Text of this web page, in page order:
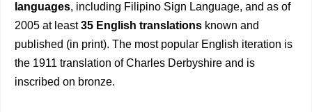
languages, including Filipino Sign Language, and as of
2005 at least35 English translations known and
published (in print). The most popular English iteration is
the 1911 translation of Charles Derbyshire and is
inscribed on bronze.